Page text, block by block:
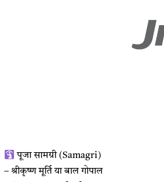
पूजा सामग्री (Samagri)
– श्रीकृष्ण मूर्ति या बाल गोपाल